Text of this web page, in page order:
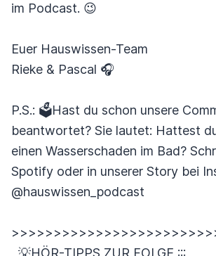
im Podcast. 😉
Euer Hauswissen-Team
Rieke & Pascal 🎧
P.S.: 🗳️Hast du schon unsere
beantwortet? Sie lautet: Hattest
einen Wasserschaden im Bad?
Spotify oder in unserer Story bei
@hauswissen_podcast
💡HÖR-TIPPS ZUR FOLGE :::